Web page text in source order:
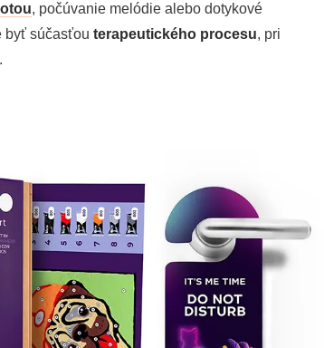
, počúvanie melódie alebo dotykové
byť súčasťou terapeutického procesu, pri